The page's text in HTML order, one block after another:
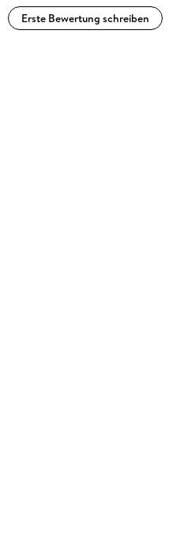
Erste Bewertung schreiben